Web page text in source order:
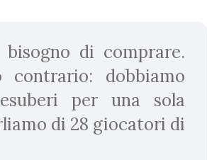
di comprare.
dobbiamo
per una sola
di 28 giocatori di